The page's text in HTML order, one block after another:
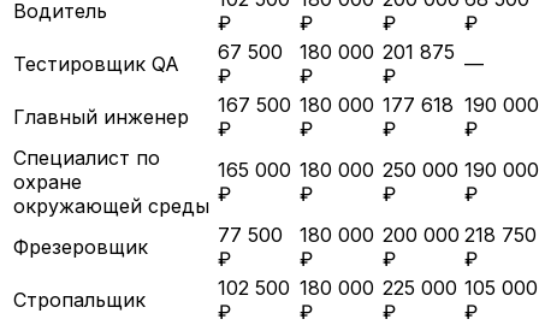
Водитель
₽
₽
₽
₽
Тестировщик QA
67 500
₽
180 000
₽
201 875
₽
—
Главный инженер
167 500
₽
180 000
₽
177 618
₽
190 000
₽
Специалист по
охране
окружающей среды
165 000
₽
180 000
₽
250 000
₽
190 000
₽
Фрезеровщик
77 500
₽
180 000
₽
200 000
₽
218 750
₽
Стропальщик
102 500
₽
180 000
₽
225 000
₽
105 000
₽